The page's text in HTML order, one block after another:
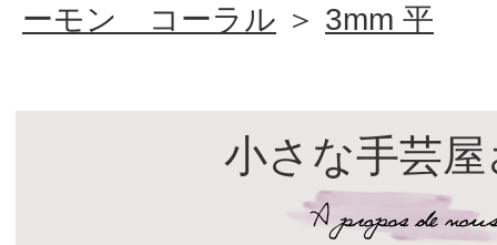
ーモン コーラル ＞ 3mm 平
小さな手芸